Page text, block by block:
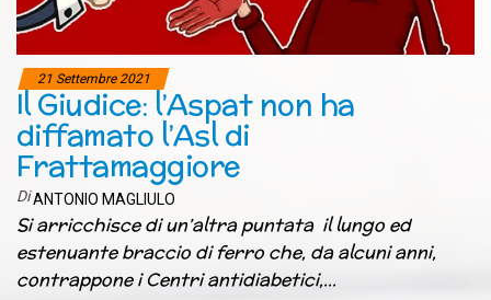
21 Settembre 2021
Il Giudice: l’Aspat non ha
diffamato l’Asl di
Frattamaggiore
DiANTONIO MAGLIULO
Si arricchisce di un’altra puntata il lungo ed
estenuante braccio di ferro che, da alcuni anni,
contrappone i Centri antidiabetici,…